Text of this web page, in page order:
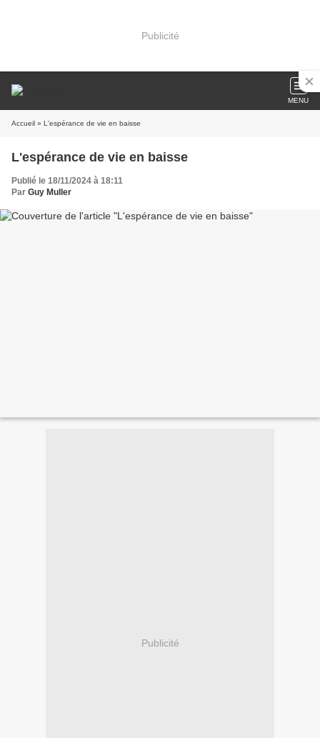
Publicité
MENU
Accueil » L'espérance de vie en baisse
L'espérance de vie en baisse
Publié le 18/11/2024 à 18:11
Par Guy Muller
Publicité